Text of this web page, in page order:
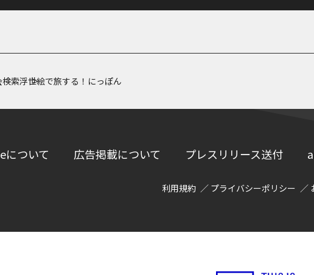
索浮世絵で旅する！にっぽん
について 広告掲載について プレスリリース送付
利用規約 プライバシーポリシー